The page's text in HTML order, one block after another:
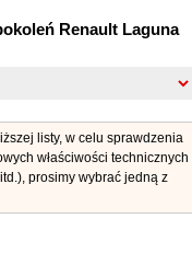
Renault Laguna
listy, w celu sprawdzenia
właściwości technicznych
prosimy wybrać jedną z